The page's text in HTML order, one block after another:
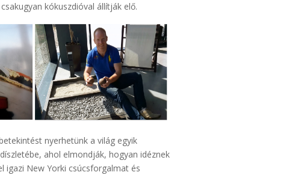
kókuszdióval állítják elő.
nyerhetünk a világ egyik
ahol elmondják, hogyan idéznek
igazi New Yorki csúcsforgalmat és